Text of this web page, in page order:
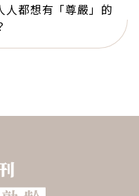
人都想有「尊嚴」的